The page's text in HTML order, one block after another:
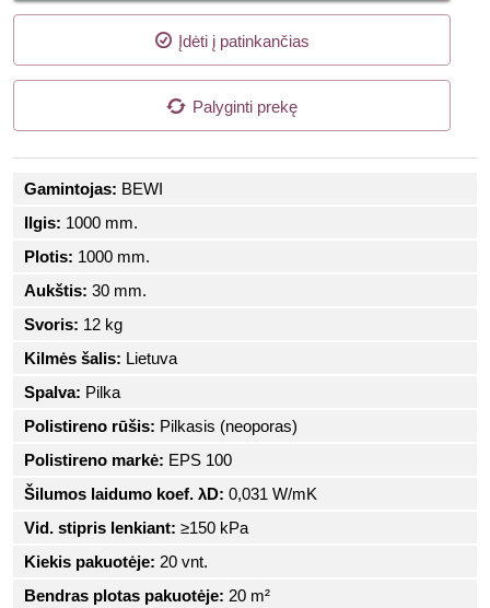
Įdėti į patinkančias
Palyginti prekę
Gamintojas: BEWI
Ilgis: 1000 mm.
Plotis: 1000 mm.
Aukštis: 30 mm.
Svoris: 12 kg
Kilmės šalis: Lietuva
Spalva: Pilka
Polistireno rūšis: Pilkasis (neoporas)
Polistireno markė: EPS 100
Šilumos laidumo koef. λD: 0,031 W/mK
Vid. stipris lenkiant: ≥150 kPa
Kiekis pakuotėje: 20 vnt.
Bendras plotas pakuotėje: 20 m²